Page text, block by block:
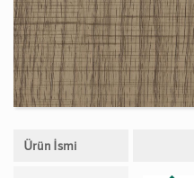
Ürün İsmi